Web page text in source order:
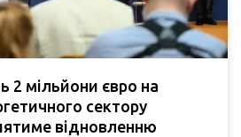
2 мільйони євро на
сектору
відновленню